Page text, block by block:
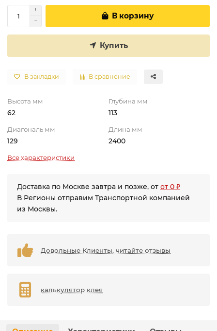
В корзину
Купить
В закладки В сравнение
Высота мм
62
Глубина мм
113
Диагональ мм
129
Длина мм
2400
Все характеристики
Доставка по Москве завтра и позже, от от 0 ₽
В Регионы отправим Транспортной компанией
из Москвы.
Довольные Клиенты, читайте отзывы
калькулятор клея